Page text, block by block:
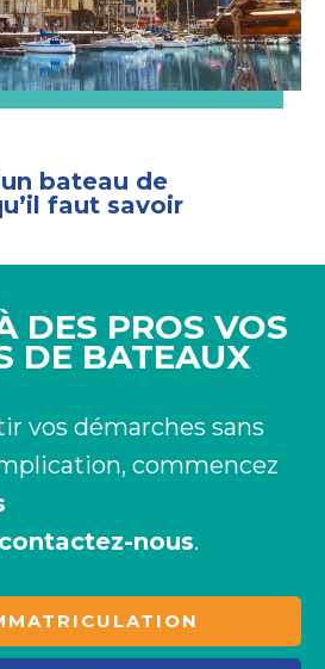
bateau de
faut savoir
DES PROS VOS
DE BATEAUX
vos démarches sans
commencez
contactez-nous.